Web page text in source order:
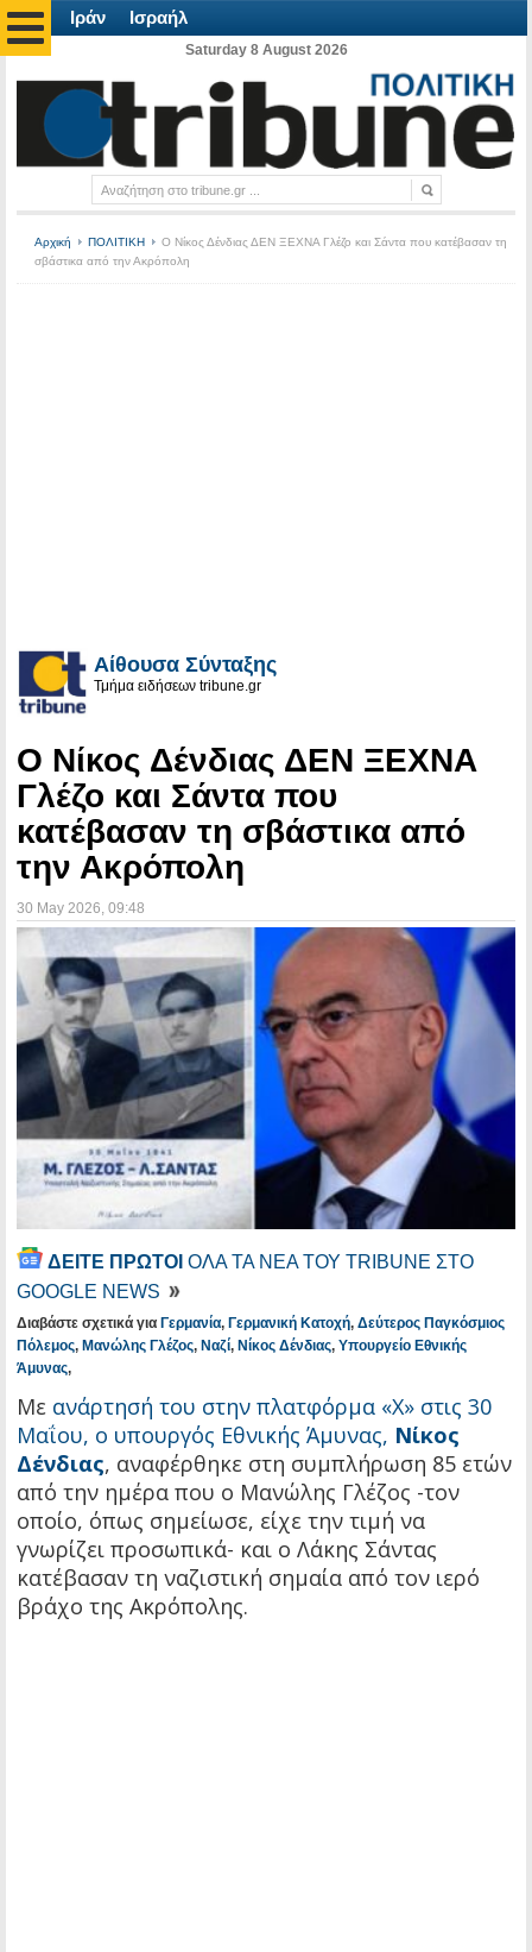
Ιράν Ισραήλ
Saturday 8 August 2026
Αρχική ΠΟΛΙΤΙΚΗ
Ο Νίκος Δένδιας ΔΕΝ ΞΕΧΝΑ Γλέζο και Σάντα που κατέβασαν τη
σβάστικα από την Ακρόπολη
Αίθουσα Σύνταξης
Τμήμα ειδήσεων tribune.gr
Ο Νίκος Δένδιας ΔΕΝ ΞΕΧΝΑ
Γλέζο και Σάντα που
κατέβασαν τη σβάστικα από
την Ακρόπολη
30 May 2026 , 09:48
ΔΕΙΤΕ ΠΡΩΤΟΙ ΟΛΑ ΤΑ ΝΕΑ ΤΟΥ TRIBUNE ΣΤΟ
GOOGLE NEWS
Διαβάστε σχετικά για Γερμανία, Γερμανική Κατοχή, Δεύτερος Παγκόσμιος
Πόλεμος, Μανώλης Γλέζος, Ναζί, Νίκος Δένδιας, Υπουργείο Εθνικής
Άμυνας,
Με ανάρτησή του στην πλατφόρμα «Χ» στις 30
Μαΐου, ο υπουργός Εθνικής Άμυνας, Νίκος
Δένδιας, αναφέρθηκε στη συμπλήρωση 85 ετών
από την ημέρα που ο Μανώλης Γλέζος -τον
οποίο, όπως σημείωσε, είχε την τιμή να
γνωρίζει προσωπικά- και ο Λάκης Σάντας
κατέβασαν τη ναζιστική σημαία από τον ιερό
βράχο της Ακρόπολης.